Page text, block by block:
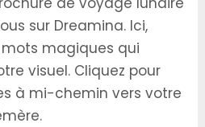
sur Dreamina. Ici,
magiques qui
visuel. Cliquez pour
à mi-chemin vers votre